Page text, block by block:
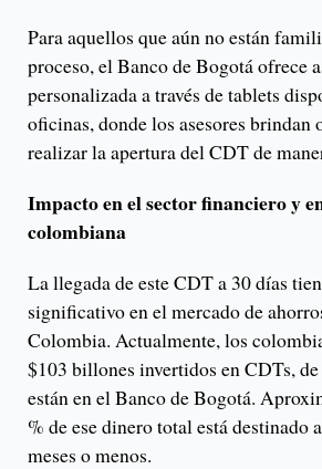
Para aquellos que aún no están
proceso, el Banco de Bogotá ofrece
personalizada a través de tablets
oficinas, donde los asesores brindan
realizar la apertura del CDT de
Impacto en el sector financiero y
colombiana
La llegada de este CDT a 30 días
significativo en el mercado de
Colombia. Actualmente, los
$103 billones invertidos en CDTs,
están en el Banco de Bogotá.
% de ese dinero total está destinado
meses o menos.